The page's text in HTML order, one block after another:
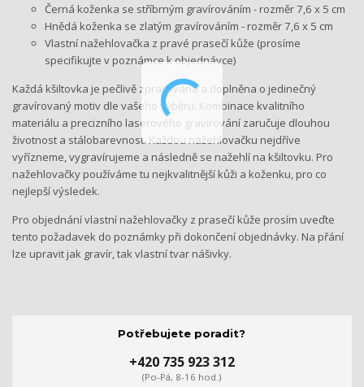
Černá koženka se stříbrným gravírováním - rozměr 7,6 x 5 cm
Hnědá koženka se zlatým gravírováním - rozměr 7,6 x 5 cm
Vlastní nažehlovačka z pravé prasečí kůže (prosíme
specifikujte v poznámce k objednávce)
Každá kšiltovka je pečlivě zpracována a doplněna o jedinečný
gravírovaný motiv dle vašeho výběru. Kombinace kvalitního
materiálu a precizního laserového gravírování zaručuje dlouhou
životnost a stálobarevnost. Každou nažehlovačku nejdříve
vyřízneme, vygravírujeme a následně se nažehlí na kšiltovku. Pro
nažehlovačky používáme tu nejkvalitnější kůži a koženku, pro co
nejlepší výsledek.
Pro objednání vlastní nažehlovačky z prasečí kůže prosím uveďte
tento požadavek do poznámky při dokončení objednávky. Na přání
lze upravit jak gravír, tak vlastní tvar nášivky.
Potřebujete poradit?
+420 735 923 312
(Po-Pá, 8-16 hod.)